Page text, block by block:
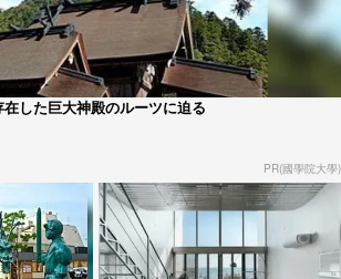
した巨大神殿のルーツに迫る
PR(國學院大學)